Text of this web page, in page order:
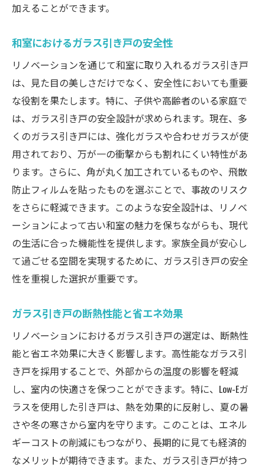
加えることができます。
和室におけるガラス引き戸の安全性
リノベーションを通じて和室に取り入れるガラス引き戸
は、見た目の美しさだけでなく、安全性においても重要
な役割を果たします。特に、子供や高齢者のいる家庭で
は、ガラス引き戸の安全設計が求められます。現在、多
くのガラス引き戸には、強化ガラスや合わせガラスが使
用されており、万が一の衝撃からも割れにくい特性があ
ります。さらに、角が丸く加工されているものや、飛散
防止フィルムを貼ったものを選ぶことで、事故のリスク
をさらに軽減できます。このような安全設計は、リノベ
ーションによって古い和室の魅力を保ちながらも、現代
の生活に合った機能性を提供します。家族全員が安心し
て過ごせる空間を実現するために、ガラス引き戸の安全
性を重視した選択が重要です。
ガラス引き戸の断熱性能と省エネ効果
リノベーションにおけるガラス引き戸の選定は、断熱性
能と省エネ効果に大きく影響します。高性能なガラス引
き戸を採用することで、外部からの温度の影響を軽減
し、室内の快適さを保つことができます。特に、Low-Eガ
ラスを使用した引き戸は、熱を効果的に反射し、夏の暑
さや冬の寒さから室内を守ります。このことは、エネル
ギーコストの削減にもつながり、長期的に見ても経済的
なメリットが期待できます。また、ガラス引き戸が持つ